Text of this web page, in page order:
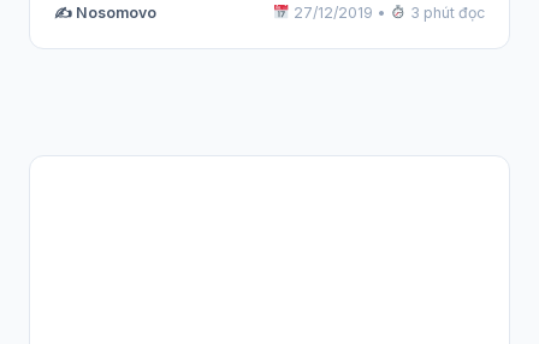
✍️ Nosomovo 27/12/2019 • 3 phút đọc